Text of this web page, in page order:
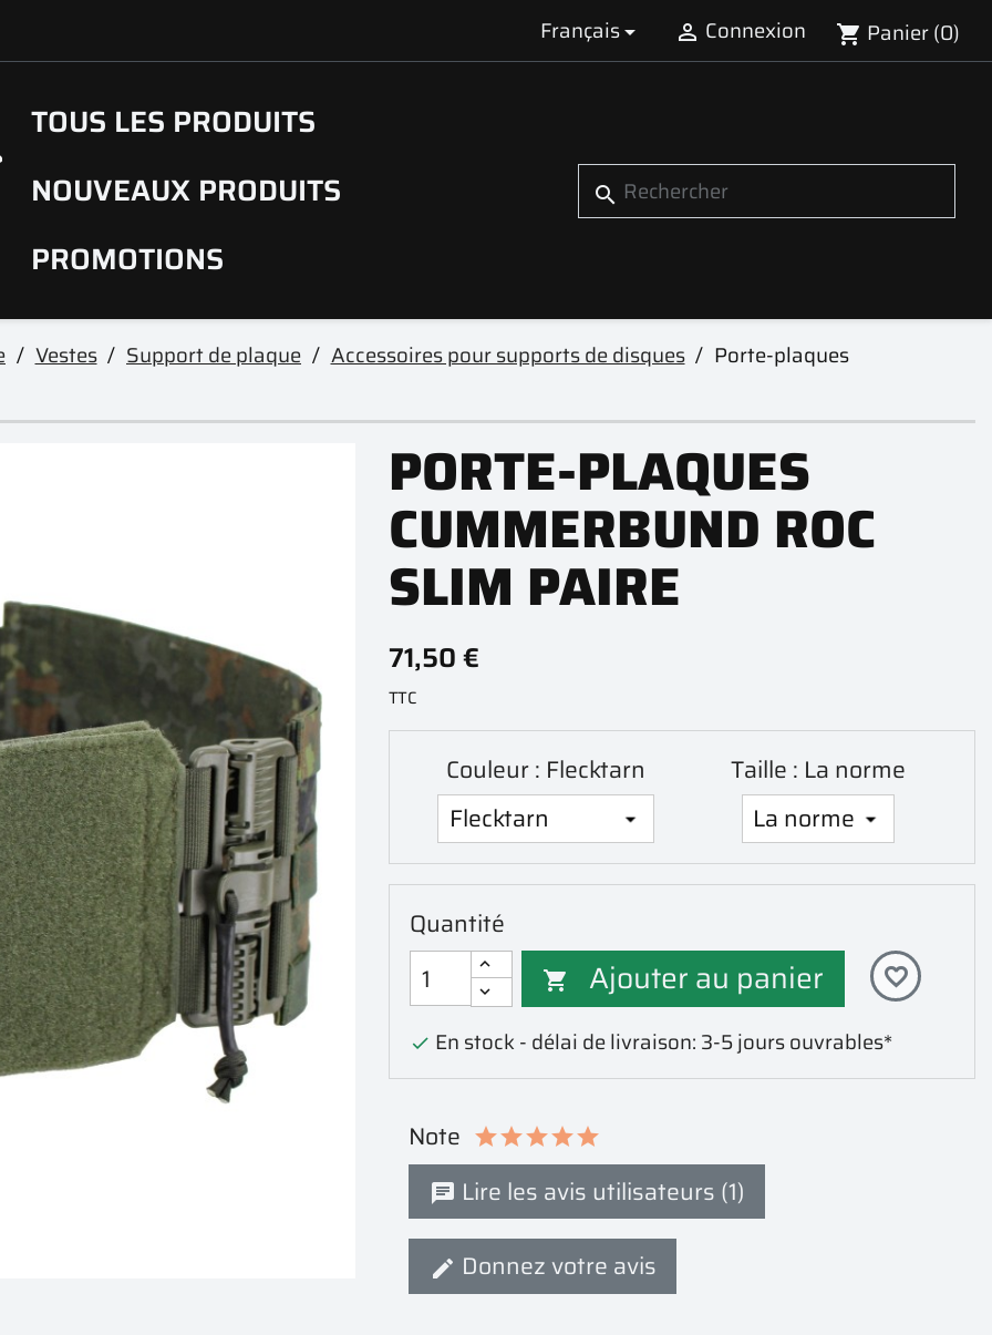
Français  Connexion shopping_cart Panier(0)
TOUS LES PRODUITS
NOUVEAUX PRODUITS
PROMOTIONS
search
Vestes Support de plaque Accessoires pour supports de disques Porte-plaques
PORTE-PLAQUES
CUMMERBUND ROC
SLIM PAIRE
71,50 €
TTC
Couleur : Flecktarn Taille : La norme
Quantité
 Ajouter au panier favorite_border
 En stock - délai de livraison: 3-5 jours ouvrables*
Note
Lire les avis utilisateurs (1)
Donnez votre avis